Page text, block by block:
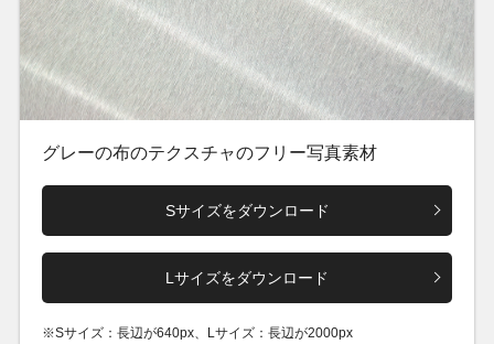
グレーの布のテクスチャのフリー写真素材
Sサイズをダウンロード
Lサイズをダウンロード
※Sサイズ：長辺が640px、Lサイズ：長辺が2000px